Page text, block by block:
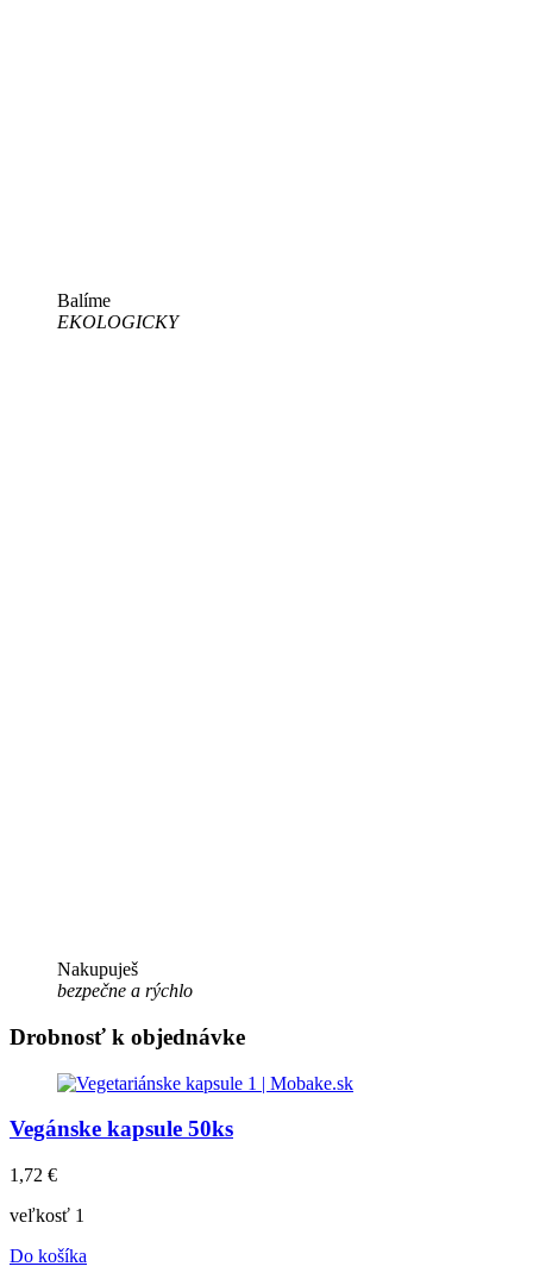
Balíme
EKOLOGICKY
Nakupuješ
bezpečne a rýchlo
Drobnosť k objednávke
Vegánske kapsule 50ks
1,72 €
veľkosť 1
Do košíka